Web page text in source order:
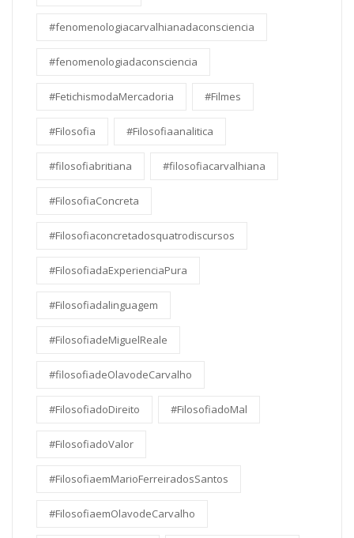
#fenomenologiacarvalhianadaconsciencia
#fenomenologiadaconsciencia
#FetichismodaMercadoria #Filmes
#Filosofia #Filosofiaanalitica
#filosofiabritiana #filosofiacarvalhiana
#FilosofiaConcreta
#Filosofiaconcretadosquatrodiscursos
#FilosofiadaExperienciaPura
#Filosofiadalinguagem
#FilosofiadeMiguelReale
#filosofiadeOlavodeCarvalho
#FilosofiadoDireito #FilosofiadoMal
#FilosofiadoValor
#FilosofiaemMarioFerreiradosSantos
#FilosofiaemOlavodeCarvalho